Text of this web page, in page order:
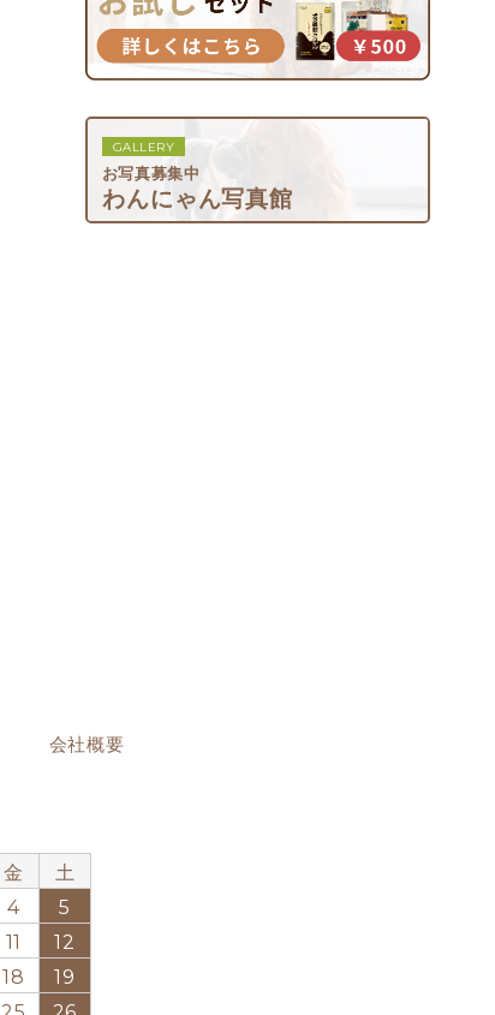
GALLERY
お写真募集中
わんにゃん写真館
会社概要
金
土
4
5
11
12
18
19